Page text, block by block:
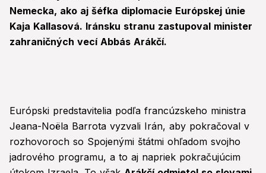
Nemecka, ako aj šéfka diplomacie Európskej únie
Kaja Kallasová. Iránsku stranu zastupoval minister
zahraničných vecí Abbás Arákčí.
Európski predstavitelia podľa francúzskeho ministra
Jeana-Noëla Barrota vyzvali Irán, aby pokračoval v
rozhovoroch so Spojenými štátmi ohľadom svojho
jadrového programu, a to aj napriek pokračujúcim